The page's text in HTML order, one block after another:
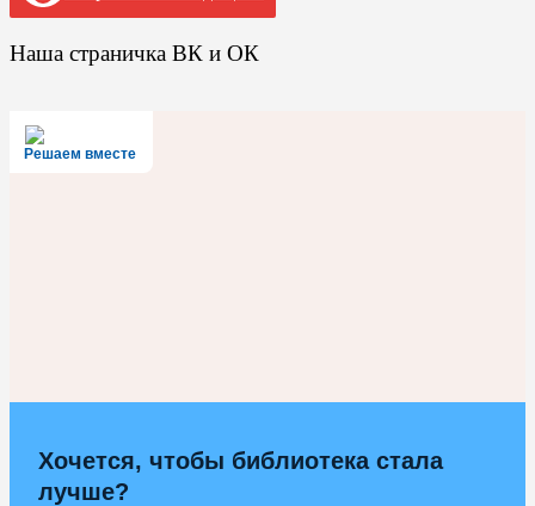
Наша страничка ВК и ОК
Решаем вместе
Хочется, чтобы библиотека стала
лучше?